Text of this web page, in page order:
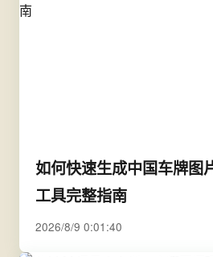
如何快速生成中国车牌
工具完整指南
2026/8/9 0:01:40